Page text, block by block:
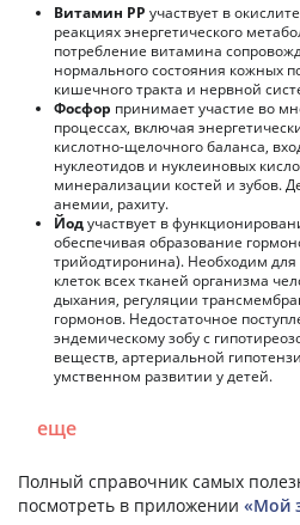
Витамин РР участвует в
реакциях энергетического
потребление витамина
нормального состояния кожных
кишечного тракта и нервной
Фосфор принимает участие во
процессах, включая
кислотно-щелочного баланса,
нуклеотидов и нуклеиновых
минерализации костей и зубов.
анемии, рахиту.
Йодучаствует в
обеспечивая образование
трийодтиронина). Необходим
клеток всех тканей организма
дыхания, регуляции
гормонов. Недостаточное
эндемическому зобу с
веществ, артериальной
умственном развитии у детей.
еще
Полный справочник самых
посмотреть в приложении «Мой